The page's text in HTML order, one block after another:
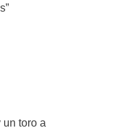
un toro a